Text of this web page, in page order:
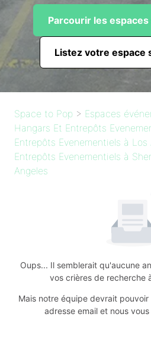
Parcourir les
Listez votre espace
Space to Pop > Espaces
Hangars Et Entrepôts
Entrepôts Evenementiels à Los
Entrepôts Evenementiels à
Angeles
Oups... Il semblerait qu'aucune
vos crières de recherche
Mais notre équipe devrait
adresse email et nous